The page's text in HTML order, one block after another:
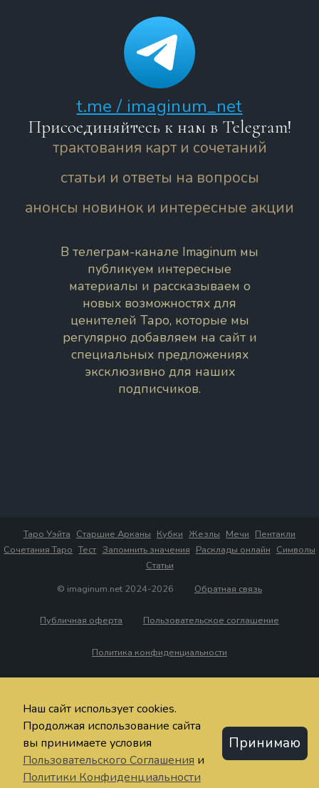
t.me / imaginum_net
Присоединяйтесь к нам в Telegram!
трактования карт и сочетаний
статьи и ответы на вопросы
анонсы новинок и интересные акции
В телеграм-канале Imaginum мы
публикуем интересные
материалы и рассказываем о
новых возможностях для
ценителей Таро, которые мы
регулярно добавляем на сайт и
специальных предложениях
эксклюзивно для наших
подписчиков.
Таро Уэйта Старшие Арканы Кубки Жезлы Мечи Пентакли
Сочетания Таро Тест Запомнить значения Расклады онлайн Символы
Статьи
© imaginum.net 2024-2026
Обратная связь
Публичная оферта Пользовательское соглашение
Политика конфиденциальности
Наш сайт использует cookies.
Продолжая использование сайта
вы принимаете условия
Пользовательского Соглашения и
Политики Конфиденциальности
Принимаю